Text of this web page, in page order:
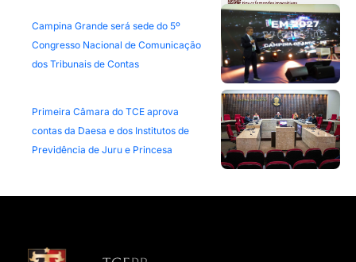
Campina Grande será sede do 5º
Congresso Nacional de Comunicação
dos Tribunais de Contas
Primeira Câmara do TCE aprova
contas da Daesa e dos Institutos de
Previdência de Juru e Princesa